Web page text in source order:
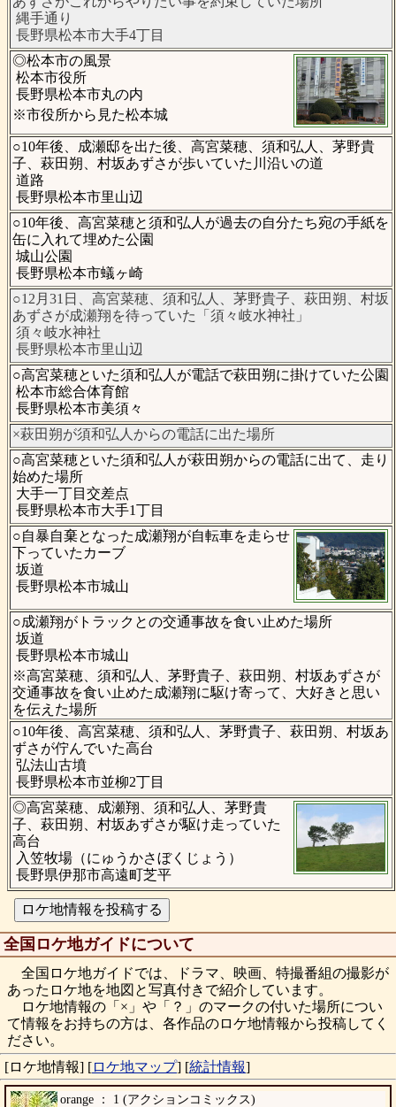
縄手通り
長野県松本市大手4丁目
◎松本市の風景
松本市役所
長野県松本市丸の内
※市役所から見た松本城
○10年後、成瀬邸を出た後、高宮菜穂、須和弘人、茅野貴
子、萩田朔、村坂あずさが歩いていた川沿いの道
道路
長野県松本市里山辺
○10年後、高宮菜穂と須和弘人が過去の自分たち宛の手紙を
缶に入れて埋めた公園
城山公園
長野県松本市蟻ヶ崎
○12月31日、高宮菜穂、須和弘人、茅野貴子、萩田朔、村坂
あずさが成瀬翔を待っていた「須々岐水神社」
須々岐水神社
長野県松本市里山辺
○高宮菜穂といた須和弘人が電話で萩田朔に掛けていた公園
松本市総合体育館
長野県松本市美須々
×萩田朔が須和弘人からの電話に出た場所
○高宮菜穂といた須和弘人が萩田朔からの電話に出て、走り
始めた場所
大手一丁目交差点
長野県松本市大手1丁目
○自暴自棄となった成瀬翔が自転車を走らせ
下っていたカーブ
坂道
長野県松本市城山
○成瀬翔がトラックとの交通事故を食い止めた場所
坂道
長野県松本市城山
※高宮菜穂、須和弘人、茅野貴子、萩田朔、村坂あずさが
交通事故を食い止めた成瀬翔に駆け寄って、大好きと思い
を伝えた場所
○10年後、高宮菜穂、須和弘人、茅野貴子、萩田朔、村坂あ
ずさが佇んでいた高台
弘法山古墳
長野県松本市並柳2丁目
◎高宮菜穂、成瀬翔、須和弘人、茅野貴
子、萩田朔、村坂あずさが駆け走っていた
高台
入笠牧場（にゅうかさぼくじょう）
長野県伊那市高遠町芝平
全国ロケ地ガイドについて
全国ロケ地ガイドでは、ドラマ、映画、特撮番組の撮影が
あったロケ地を地図と写真付きで紹介しています。
ロケ地情報の「×」や「？」のマークの付いた場所につい
て情報をお持ちの方は、各作品のロケ地情報から投稿してく
ださい。
[ロケ地情報] [ロケ地マップ] [統計情報]
orange ： 1 (アクションコミックス)